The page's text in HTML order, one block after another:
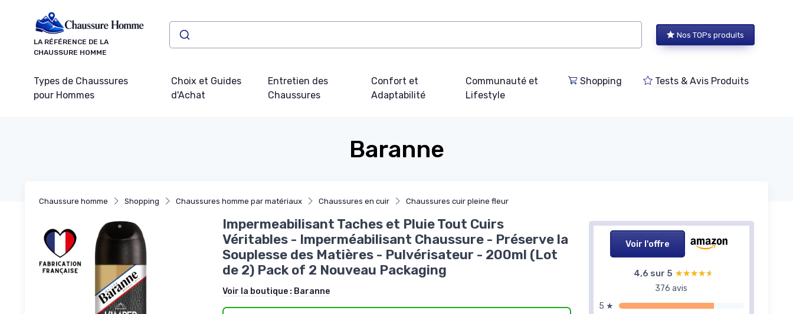
LA RÉFÉRENCE DE LA
CHAUSSURE HOMME
Nos TOPs produits
Types de Chaussures
pour Hommes
Choix et Guides
d'Achat
Entretien des
Chaussures
Confort et
Adaptabilité
Communauté et
Lifestyle
Shopping Tests & Avis Produits
Baranne
Chaussure homme Shopping Chaussures homme par matériaux Chaussures en cuir Chaussures cuir pleine fleur
Voir l'offre
4,6 sur 5 ★★★★★
★★★★★
376 avis
5 ★
Impermeabilisant Taches et Pluie Tout Cuirs
Véritables - Imperméabilisant Chaussure - Préserve la
Souplesse des Matières - Pulvérisateur - 200ml (Lot
de 2) Pack of 2 Nouveau Packaging
Voir la boutique : Baranne